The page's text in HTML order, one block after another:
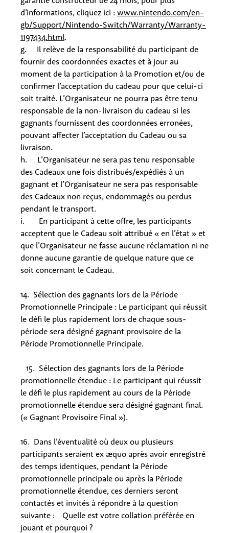
d’informations, cliquez ici : www.nintendo.com/en-
gb/Support/Nintendo-Switch/Warranty/Warranty-
1197434.html.
g. Il relève de la responsabilité du participant de
fournir des coordonnées exactes et à jour au
moment de la participation à la Promotion et/ou de
confirmer l’acceptation du cadeau pour que celui-ci
soit traité. L’Organisateur ne pourra pas être tenu
responsable de la non-livraison du cadeau si les
gagnants fournissent des coordonnées erronées,
pouvant affecter l’acceptation du Cadeau ou sa
livraison.
h. L’Organisateur ne sera pas tenu responsable
des Cadeaux une fois distribués/expédiés à un
gagnant et l’Organisateur ne sera pas responsable
des Cadeaux non reçus, endommagés ou perdus
pendant le transport.
i. En participant à cette offre, les participants
acceptent que le Cadeau soit attribué « en l’état » et
que l’Organisateur ne fasse aucune réclamation ni ne
donne aucune garantie de quelque nature que ce
soit concernant le Cadeau.
14. Sélection des gagnants lors de la Période
Promotionnelle Principale : Le participant qui réussit
le défi le plus rapidement lors de chaque sous-
période sera désigné gagnant provisoire de la
Période Promotionnelle Principale.
15. Sélection des gagnants lors de la Période
promotionnelle étendue : Le participant qui réussit
le défi le plus rapidement au cours de la Période
promotionnelle étendue sera désigné gagnant final.
(« Gagnant Provisoire Final »).
16. Dans l’éventualité où deux ou plusieurs
participants seraient ex æquo après avoir enregistré
des temps identiques, pendant la Période
promotionnelle principale ou après la Période
promotionnelle étendue, ces derniers seront
contactés et invités à répondre à la question
suivante :
Quelle est votre collation préférée en
jouant et pourquoi ?